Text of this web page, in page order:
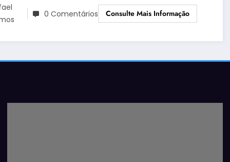
0 Comentários Consulte Mais Informação